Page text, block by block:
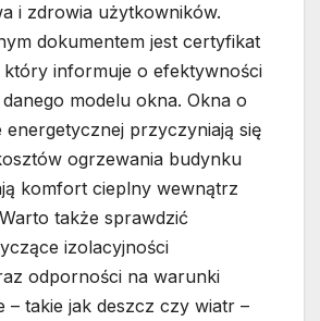
i zdrowia użytkowników.
dokumentem jest certyfikat
informuje o efektywności
modelu okna. Okna o
energetycznej przyczyniają się
ogrzewania budynku
komfort cieplny wewnątrz
także sprawdzić
izolacyjności
odporności na warunki
– takie jak deszcz czy wiatr –